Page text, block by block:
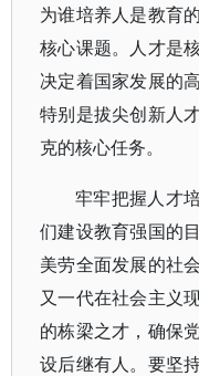
为谁培养人是教育
核心课题。人才是
决定着国家发展的
特别是拔尖创新人
克的核心任务。
牢牢把握人才
们建设教育强国的
美劳全面发展的社
又一代在社会主义
的栋梁之才，确保
设后继有人。要坚